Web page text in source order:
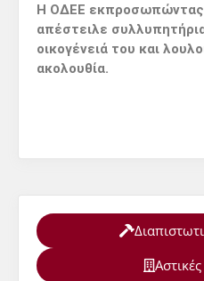
Η ΟΔΕΕ εκπροσωπώντας
απέστειλε
οικογένειά του και
ακολουθία.